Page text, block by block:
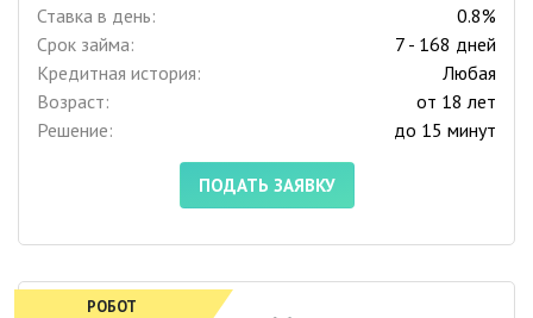
Ставка в день:
0.8%
Срок займа:
7 - 168 дней
Кредитная история:
Любая
Возраст:
от 18 лет
Решение:
до 15 минут
ПОДАТЬ ЗАЯВКУ
РОБОТ